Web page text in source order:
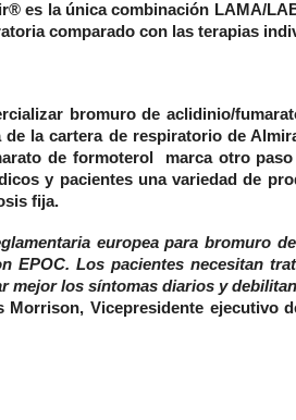
es la única combinación LAMA/
comparado con las terapias
bromuro de aclidinio/
la cartera de respiratorio de
de formoterol marca otro
y pacientes una variedad de
fija.
europea para bromuro
Los pacientes necesitan
mejor los síntomas diarios y
Morrison, Vicepresidente ejecutivo